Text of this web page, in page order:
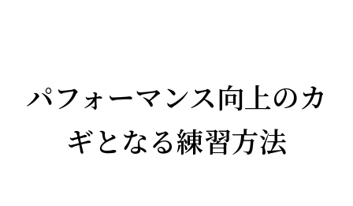
パフォーマンス向上のカ
ギとなる練習方法